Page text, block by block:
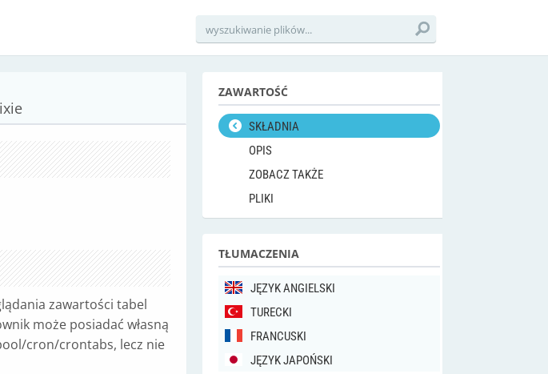
zawartości tabel
może posiadać własną
cron/crontabs, lecz nie
ZAWARTOŚĆ
SKŁADNIA
OPIS
ZOBACZ TAKŻE
PLIKI
TŁUMACZENIA
JĘZYK ANGIELSKI
TURECKI
FRANCUSKI
JĘZYK JAPOŃSKI